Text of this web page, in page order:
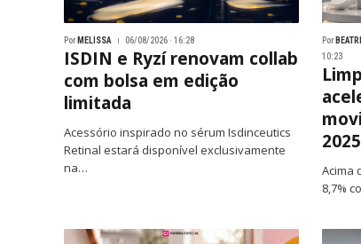
Por MELISSA 06/08/2026 · 16:28
ISDIN e Ryzí renovam collab
com bolsa em edição
limitada
Acessório inspirado no sérum Isdinceutics
Retinal estará disponível exclusivamente
na…
Por
10:23
2025
Acima
8,7%